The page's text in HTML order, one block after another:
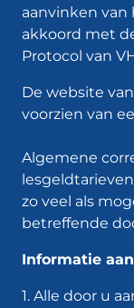
aanvinken van
akkoord met
Protocol van
De website
voorzien van
Algemene
zo veel als
betreffende
Informatie
1. Alle door u